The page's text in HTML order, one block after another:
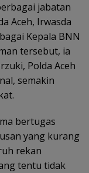
jabatan
Aceh, Irwasda
Kepala BNN
tersebut, ia
Polda Aceh
semakin
bertugas
yang kurang
rekan
tentu tidak